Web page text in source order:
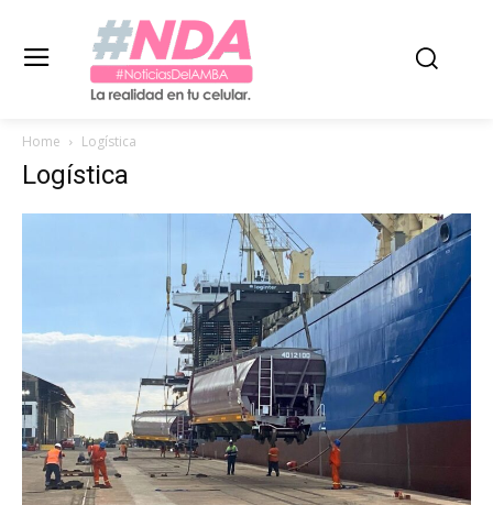
Home Logística
Logística